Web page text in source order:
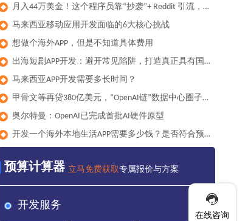
◆ 月入44万美金！这个程序员靠“抄袭”+ Reddit 引流，做出了全球爆款健身App
◆ 马来西亚移动应用开发面临的6大核心挑战
◆ 想做个海外APP，但是不知道具体费用
◆ 出海短剧APP开发：避开常见陷阱，打造真正具有国际竞争力的产品
◆ 马来西亚APP开发需要多长时间？
◆ 甲骨文等再贷380亿美元，“OpenAI链”数据中心圈子累计负债已达1000亿美元
◆ 奥尔特曼：OpenAI已完成首批AI硬件原型
◆ 开发一个海外本地生活APP需要多少钱？是否符合预算？
预算计算器 立马免费获取专属报价与方案
开发服务
在线咨询